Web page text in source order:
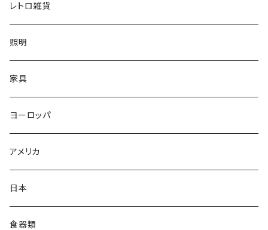
レトロ雑貨
照明
家具
ヨーロッパ
アメリカ
日本
食器類